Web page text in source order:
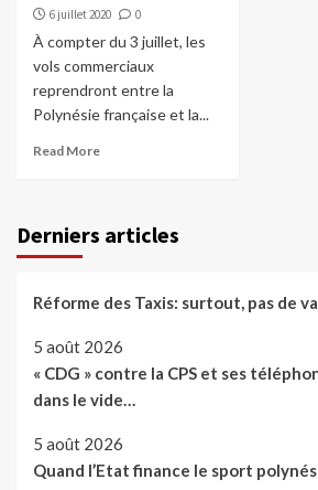
6 juillet 2020 0
À compter du 3 juillet, les
vols commerciaux
reprendront entre la
Polynésie française et la...
Read More
Derniers articles
Réforme des Taxis: surtout, pas de
5 août 2026
« CDG » contre la CPS et ses
dans le vide…
5 août 2026
Quand l’Etat finance le sport